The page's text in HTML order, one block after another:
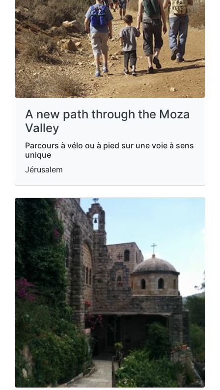
A new path through the Moza
Valley
Parcours à vélo ou à pied sur une voie à sens
unique
Jérusalem